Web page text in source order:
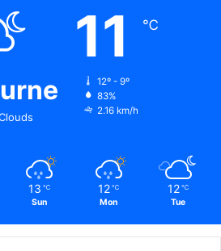
11 ℃
12º - 9º
83%
2.16 km/h
13 ℃
Sun
12 ℃
Mon
12 ℃
Tue